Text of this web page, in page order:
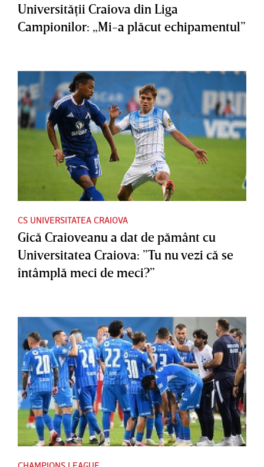
Universităţii Craiova din Liga
Campionilor: „Mi-a plăcut echipamentul”
CS UNIVERSITATEA CRAIOVA
Gică Craioveanu a dat de pământ cu
Universitatea Craiova: ”Tu nu vezi că se
întâmplă meci de meci?”